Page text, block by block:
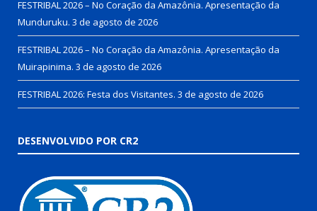
FESTRIBAL 2026 – No Coração da Amazônia. Apresentação da
Munduruku. 3 de agosto de 2026
FESTRIBAL 2026 – No Coração da Amazônia. Apresentação da
Muirapinima. 3 de agosto de 2026
FESTRIBAL 2026: Festa dos Visitantes. 3 de agosto de 2026
DESENVOLVIDO POR CR2